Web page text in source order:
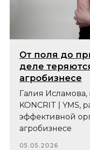
От поля до
деле
агробизнесе
Галия
KONCRIT | YMS,
эффективной
агробизнесе
05.05.2026